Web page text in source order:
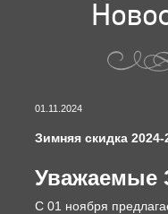
01.11.2024
Зимняя скидка 2024-
Уважаемые
С 01 ноября